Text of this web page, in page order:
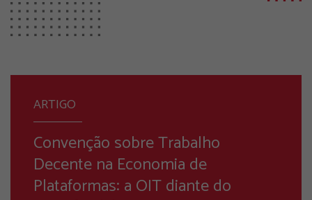
ARTIGO
Convenção sobre Trabalho
Decente na Economia de
Plataformas: a OIT diante do